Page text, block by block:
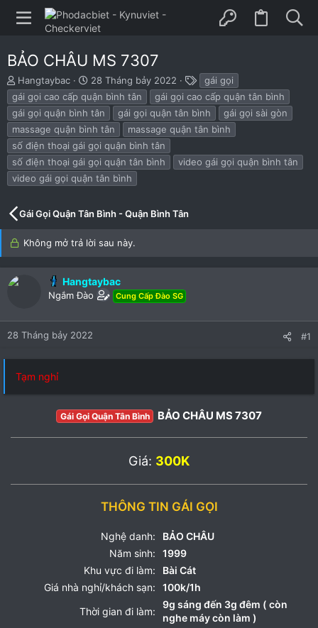
BẢO CHÂU MS 7307
B
ắ
t
đ
ầ
u
Hangtaybac
N
g
à
y
b
ắ
t
đ
ầ
28 Tháng bảy 2022
h
ẻ
gái gọi
gái gọi cao cấp quận bình tân
gái gọi cao cấp quận tân bình
gái gọi quận bình tân
gái gọi quận tân bình
gái gọi sài gòn
massage quận bình tân
massage quận tân bình
số điện thoại gái gọi quận bình tân
số điện thoại gái gọi quận tân bình
video gái gọi quận bình tân
video gái gọi quận tân bình
Gái Gọi Quận Tân Bình - Quận Bình Tân
Không mở trả lời sau này.
Hangtaybac
Ngắm Đào Cung Cấp Đào SG
28 Tháng bảy 2022 #1
Tạm nghỉ
Gái Gọi Quận Tân Bình BẢO CHÂU MS 7307
Giá: 300K
THÔNG TIN GÁI GỌI
Nghệ danh:
BẢO CHÂU
Năm sinh:
1999
Khu vực đi làm:
Bài Cát
Giá nhà nghỉ/khách sạn:
100k/1h
Thời gian đi làm:
9g sáng đến 3g đêm ( còn
nghe máy còn làm )